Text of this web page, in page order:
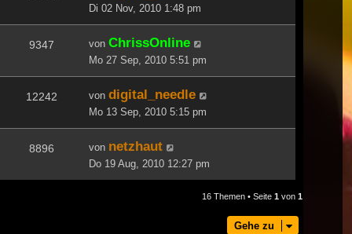
Di 02 Nov, 2010 1:48 pm
9347 von ChrissOnline
Mo 27 Sep, 2010 5:51 pm
12242 von digital_needle
Mo 13 Sep, 2010 5:15 pm
8896 von netzhaut
Do 19 Aug, 2010 12:27 pm
16 Themen • Seite 1 von 1
Gehe zu